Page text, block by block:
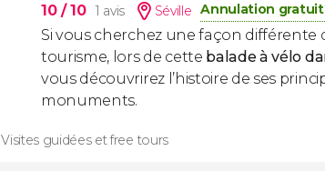
10/ 10 1 avis Séville Annulation
Si vous cherchez une façon différente
tourisme, lors de cette balade à vélo
vous découvrirez l’histoire de ses
monuments.
Visites guidées et free tours